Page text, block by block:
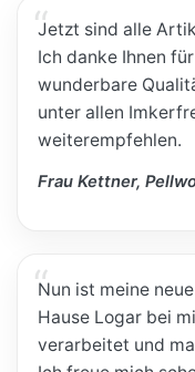
Jetzt sind alle
Ich danke Ihnen
wunderbare
unter allen
weiterempfehlen.
Frau Kettner,
Nun ist meine
Hause Logar bei
verarbeitet und